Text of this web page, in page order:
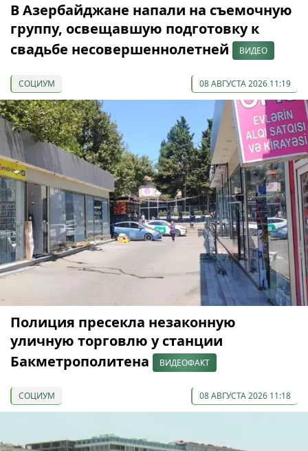
В Азербайджане напали на съемочную
группу, освещавшую подготовку к
свадьбе несовершеннолетней
ВИДЕО
СОЦИУМ 08 АВГУСТА 2026 11:19
Полиция пресекла незаконную
уличную торговлю у станции
Бакметрополитена
ВИДЕОФАКТ
СОЦИУМ 08 АВГУСТА 2026 11:18